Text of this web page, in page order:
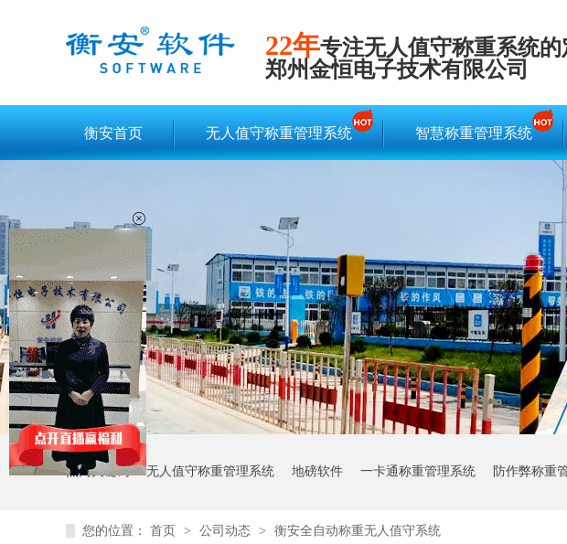
22年专注无人值守称重系统
郑州金恒电子技术有限公司
衡安首页 无人值守称重管理系统 智慧称重管理系统
热门关键词：无人值守称重管理系统 地磅软件 一卡通称重管理系统 防作弊称重
您的位置： 首页 > 公司动态 > 衡安全自动称重无人值守系统